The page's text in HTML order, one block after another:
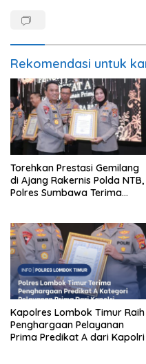
Rekomendasi untuk
Torehkan Prestasi Gemilang
di Ajang Rakernis Polda NTB,
Polres Sumbawa Terima
Kapolres Lombok Timur Raih
Penghargaan Pelayanan
Prima Predikat A dari Kapolri